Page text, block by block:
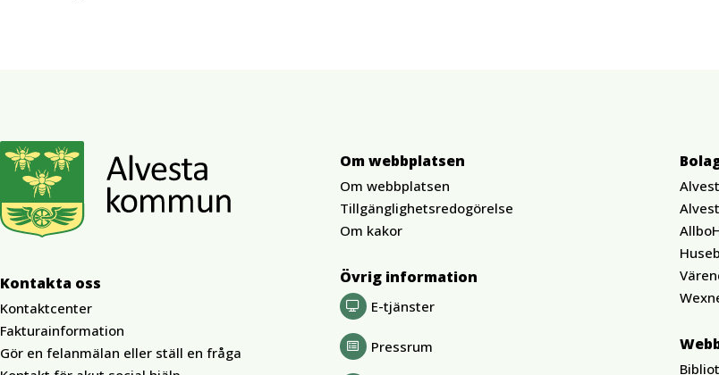
Kontakta oss
Kontaktcenter
Fakturainformation
Gör en felanmälan eller ställ en fråga
Om webbplatsen
Om webbplatsen
Tillgänglighetsredogörelse
Om kakor
Övrig information
E-tjänster
Pressrum